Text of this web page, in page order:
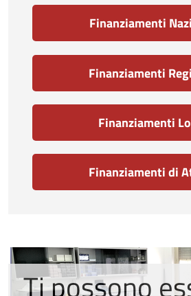
Finanziamenti
Finanziamenti
Finanziamenti
Finanziamenti di
Ti possono